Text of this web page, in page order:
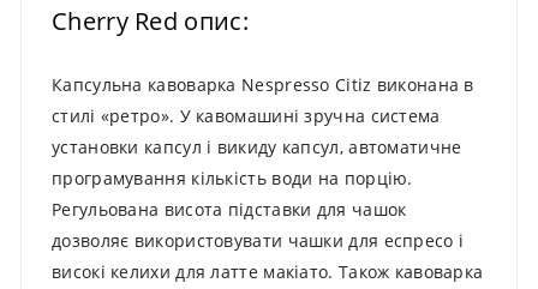
Cherry Red опис:
Капсульна кавоварка Nespresso Сitiz виконана в
стилі «ретро». У кавомашині зручна система
установки капсул і викиду капсул, автоматичне
програмування кількість води на порцію.
Регульована висота підставки для чашок
дозволяє використовувати чашки для еспресо і
високі келихи для латте макіато. Також кавоварка